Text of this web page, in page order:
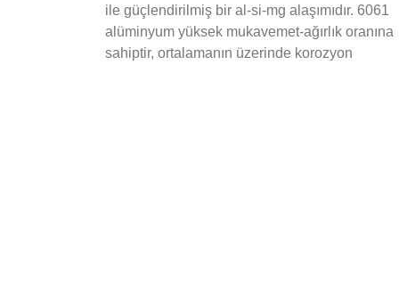
ile güçlendirilmiş bir al-si-mg alaşımıdır. 6061
alüminyum yüksek mukavemet-ağırlık oranına
sahiptir, ortalamanın üzerinde korozyon